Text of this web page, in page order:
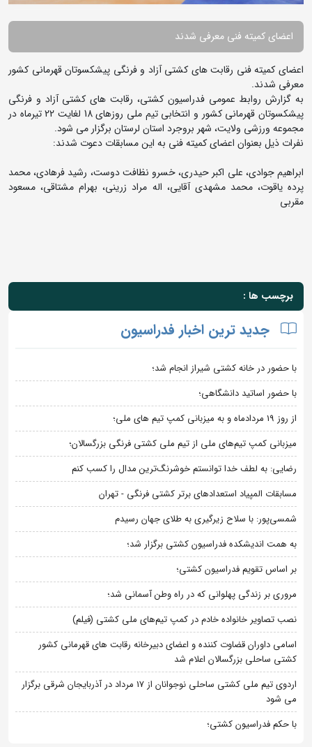
اعضای کمیته فنی معرفی شدند
اعضای کمیته فنی رقابت های کشتی آزاد و فرنگی پیشکسوتان قهرمانی کشور
معرفی شدند.
به گزارش روابط عمومی فدراسیون کشتی، رقابت های کشتی آزاد و فرنگی
پیشکسوتان قهرمانی کشور و انتخابی تیم ملی روزهای 18 لغایت 22 تیرماه در
مجموعه ورزشی ولایت، شهر بروجرد استان لرستان برگزار می شود.
نفرات ذیل بعنوان اعضای کمیته فنی به این مسابقات دعوت شدند:
ابراهیم جوادی، علی اکبر حیدری، خسرو نظافت دوست، رشید فرهادی، محمد
پرده یاقوت، محمد مشهدی آقایی، اله مراد زرینی، بهرام مشتاقی، مسعود
مقربی
برچسب ها :
جدید ترین اخبار فدراسیون
با حضور در خانه کشتی شیراز انجام شد؛
با حضور اساتید دانشگاهی؛
از روز 19 مردادماه و به میزبانی کمپ تیم های ملی؛
میزبانی کمپ تیم‌های ملی از تیم ملی کشتی فرنگی بزرگسالان؛
رضایی: به لطف خدا توانستم خوشرنگ‌ترین مدال را کسب کنم
مسابقات المپیاد استعدادهای برتر کشتی فرنگی - تهران
شمسی‌پور: با سلاح زیرگیری به طلای جهان رسیدم
به همت اندیشکده فدراسیون کشتی برگزار شد؛
بر اساس تقویم فدراسیون کشتی؛
مروری بر زندگی پهلوانی که در راه وطن آسمانی شد؛
نصب تصاویر خانواده خادم در کمپ تیم‌های ملی کشتی (فیلم)
اسامی داوران قضاوت کننده و اعضای دبیرخانه رقابت های قهرمانی کشور
کشتی ساحلی بزرگسالان اعلام شد
اردوی تیم ملی کشتی ساحلی نوجوانان از 17 مرداد در آذربایجان شرقی برگزار
می شود
با حکم فدراسیون کشتی؛